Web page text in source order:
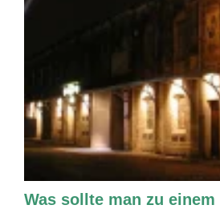
Was sollte man zu einem